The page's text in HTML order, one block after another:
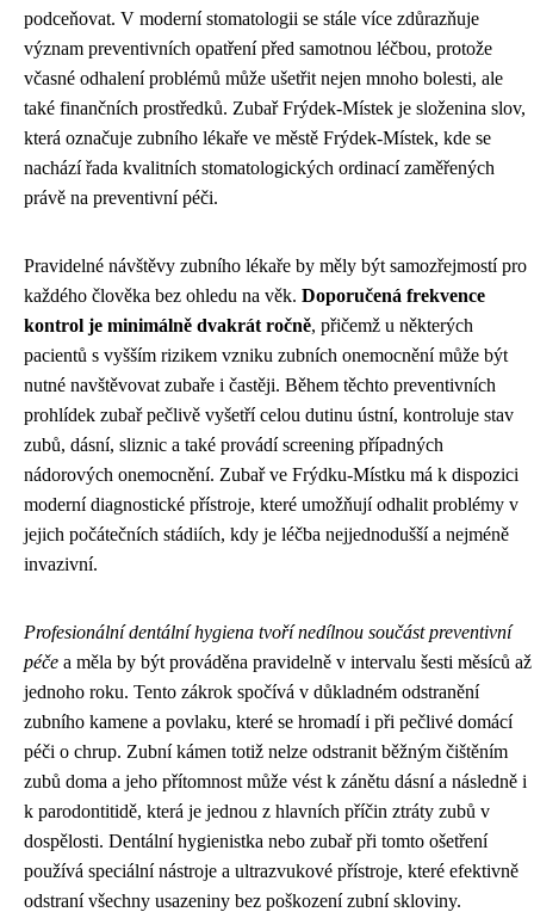
podceňovat. V moderní stomatologii se stále více zdůrazňuje
význam preventivních opatření před samotnou léčbou, protože
včasné odhalení problémů může ušetřit nejen mnoho bolesti, ale
také finančních prostředků. Zubař Frýdek-Místek je složenina slov,
která označuje zubního lékaře ve městě Frýdek-Místek, kde se
nachází řada kvalitních stomatologických ordinací zaměřených
právě na preventivní péči.
Pravidelné návštěvy zubního lékaře by měly být samozřejmostí pro
každého člověka bez ohledu na věk. Doporučená frekvence
kontrol je minimálně dvakrát ročně, přičemž u některých
pacientů s vyšším rizikem vzniku zubních onemocnění může být
nutné navštěvovat zubaře i častěji. Během těchto preventivních
prohlídek zubař pečlivě vyšetří celou dutinu ústní, kontroluje stav
zubů, dásní, sliznic a také provádí screening případných
nádorových onemocnění. Zubař ve Frýdku-Místku má k dispozici
moderní diagnostické přístroje, které umožňují odhalit problémy v
jejich počátečních stádiích, kdy je léčba nejjednodušší a nejméně
invazivní.
Profesionální dentální hygiena tvoří nedílnou součást preventivní
péče a měla by být prováděna pravidelně v intervalu šesti měsíců až
jednoho roku. Tento zákrok spočívá v důkladném odstranění
zubního kamene a povlaku, které se hromadí i při pečlivé domácí
péči o chrup. Zubní kámen totiž nelze odstranit běžným čištěním
zubů doma a jeho přítomnost může vést k zánětu dásní a následně i
k parodontitidě, která je jednou z hlavních příčin ztráty zubů v
dospělosti. Dentální hygienistka nebo zubař při tomto ošetření
používá speciální nástroje a ultrazvukové přístroje, které efektivně
odstraní všechny usazeniny bez poškození zubní skloviny.